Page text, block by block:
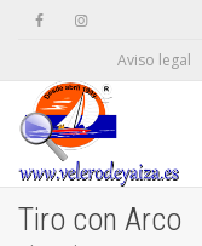
Aviso legal
Tiro con Arco